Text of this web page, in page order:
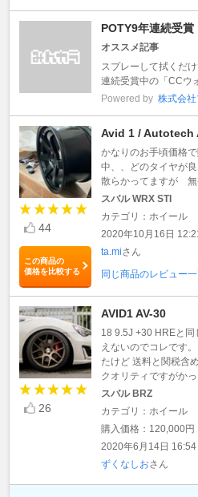
POTY9年連続受
オススメ記事
スプレーして拭くだ
連続受賞中の「CCウ
Powered by 株式会
44
この商品の
価格を比較する
Avid 1 / Autotech
かなりのお手頃価格
中、、どのタイヤが
散らかってますが 無
スバル WRX STI
カテゴリ：ホイール
2020年10月16日
ta.miさん
同じ商品のレビュー
26
AVID1 AV-30
18 9.5J +30 HREと同
えないのでコレです
たけど 送料と関税含
クオリティですがかっ
スバル BRZ
カテゴリ：ホイール
購入価格：120,000円
2020年6月14日 16:54
ずくなしおさん